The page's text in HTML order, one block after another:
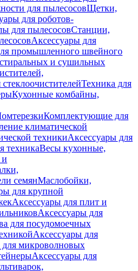
для пылесосовЩетки,
для роботов-
для пылесосовСтанции,
Аксессуары для
промышленного швейного
и сушильных
Техника для
Кухонные комбайны,
Комплектующие для
климатической
техникиАксессуары для
техникаВесы кухонные,
семянМаслобойки,
для крупной
Аксессуары для плит и
Аксессуары для
для посудомоечных
Аксессуары для
для микроволновых
Аксессуары для